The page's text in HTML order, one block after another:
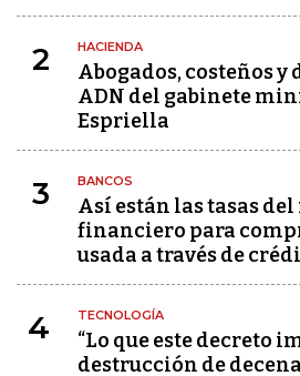
2 HACIENDA
Abogados, costeños y
ADN del gabinete
Espriella
3 BANCOS
Así están las tasas
financiero para
usada a través de
4 TECNOLOGÍA
“Lo que este decreto
destrucción de